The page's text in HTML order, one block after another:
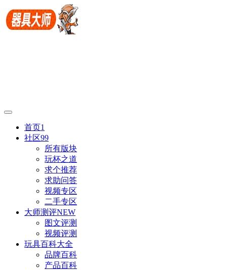
首页1
社区99
所有版块
玩杯之道
求个推荐
求助问答
视频专区
二手专区
大师测评NEW
图文评测
视频评测
玩具百科大全
品牌百科
产品百科